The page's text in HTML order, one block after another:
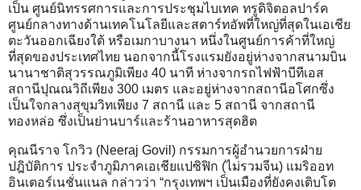
เป็น ศูนย์นิทรรศการและการประชุมไบเทค ทรูดิจิตอลปาร์ค
ศูนย์กลางทางด้านเทคโนโลยีและสตาร์ทอัพที่ใหญ่ที่สุดในเอเชีย
ตะวันออกเฉียงใต้ หรือเมกาบางนา หนึ่งในศูนย์การค้าที่ใหญ่
ที่สุดของประเทศไทย นอกจากนี้โรงแรมยังอยู่ห่างจากสนามบิน
นานาชาติสุวรรณภูมิเพียง 40 นาที ห่างจากรถไฟฟ้าบีทีเอส
สถานีปุณณวิถีเพียง 300 เมตร และอยู่ห่างจากสถานีอโศกซึ่ง
เป็นใจกลางสุขุมวิทเพียง 7 สถานี และ 5 สถานี จากสถานี
ทองหล่อ ซึ่งเป็นย่านบาร์และร้านอาหารสุดฮิต
คุณนีราจ โกวิว (Neeraj Govil) กรรมการผู้อำนวยการฝ่าย
ปฎิบัติการ ประจำภูมิภาคเอเชียแปซิฟิก (ไม่รวมจีน) แมริออท
อินเตอร์เนชั่นแนล กล่าวว่า “กรุงเทพฯ เป็นเมืองที่ยังคงเติบโต